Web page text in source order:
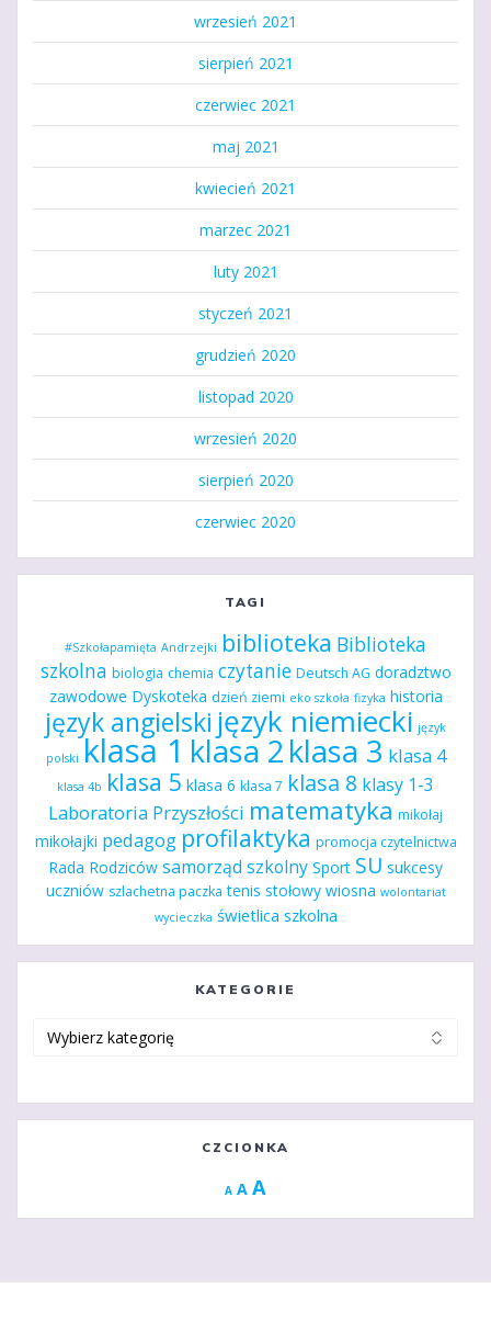
wrzesień 2021
sierpień 2021
czerwiec 2021
maj 2021
kwiecień 2021
marzec 2021
luty 2021
styczeń 2021
grudzień 2020
listopad 2020
wrzesień 2020
sierpień 2020
czerwiec 2020
TAGI
#Szkołapamięta Andrzejki biblioteka Biblioteka
szkolna biologia chemia czytanie Deutsch AG doradztwo
zawodowe Dyskoteka dzień ziemi eko szkoła fizyka historia
język angielski język niemiecki język
polski klasa 1 klasa 2klasa 3 klasa 4
klasa 4b klasa 5 klasa 6 klasa 7 klasa 8 klasy 1-3
Laboratoria Przyszłości matematyka mikołaj
mikołajki pedagog profilaktyka promocja czytelnictwa
Rada Rodziców samorząd szkolny Sport SU sukcesy
uczniów szlachetna paczka tenis stołowy wiosna wolontariat
wycieczka świetlica szkolna
KATEGORIE
CZCIONKA
A Decrease
A Reset
A